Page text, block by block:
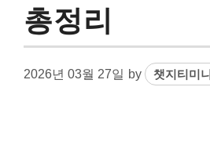
총정리
2026년 03월 27일 by 챗지티미니